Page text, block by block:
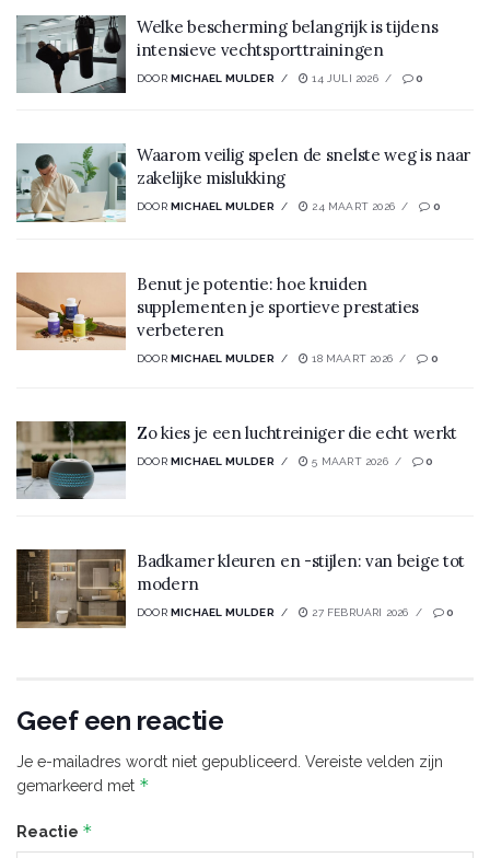
Welke bescherming belangrijk is tijdens
intensieve vechtsporttrainingen
DOOR MICHAEL MULDER 14 JULI 2026 0
Waarom veilig spelen de snelste weg is naar
zakelijke mislukking
DOOR MICHAEL MULDER 24 MAART 2026 0
Benut je potentie: hoe kruiden
supplementen je sportieve prestaties
verbeteren
DOOR MICHAEL MULDER 18 MAART 2026 0
Zo kies je een luchtreiniger die echt werkt
DOOR MICHAEL MULDER 5 MAART 2026 0
Badkamer kleuren en -stijlen: van beige tot
modern
DOOR MICHAEL MULDER 27 FEBRUARI 2026 0
Geef een reactie
Je e-mailadres wordt niet gepubliceerd. Vereiste velden zijn
gemarkeerd met *
Reactie *